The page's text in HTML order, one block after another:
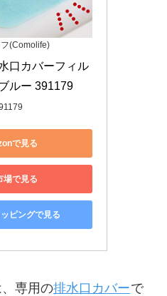
(Comolife)
口カバーフィル
ルー 391179
で見る
場で見る
ピングで見る
専用の排水口カバーで